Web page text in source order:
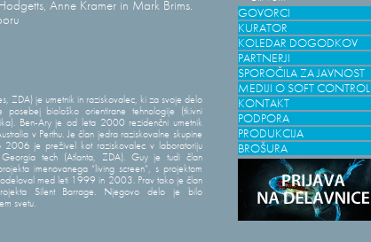
Anne Kramer in Mark Brims.
ZDA) je umetnik in raziskovalec, ki za svoje delo
biološko orientirane tehnologije (tkivni
Ben-Ary je od leta 2000 rezidenčni umetnik
v Perthu. Je član jedra raziskovalne skupine
2006 je preživel kot raziskovalec v laboratoriju
Georgia tech (Atlanta, ZDA). Guy je tudi član
imenovanega “living screen”, s projektom
med leti 1999 in 2003. Prav tako je član
Silent Barrage. Njegovo delo je bilo
svetu.
GOVORCI
KURATOR
KOLEDAR DOGODKOV
PARTNERJI
SPOROČILA ZA JAVNOST
MEDIJI O SOFT CONTROL
KONTAKT
PODPORA
PRODUKCIJA
BROŠURA